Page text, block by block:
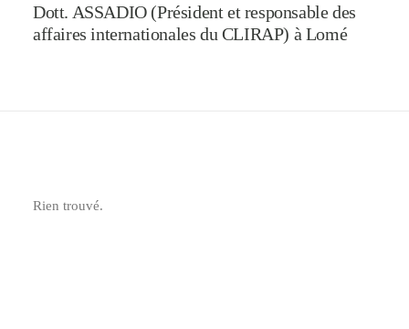
Dott. ASSADIO (Président et responsable des
affaires internationales du CLIRAP) à Lomé
Rien trouvé.